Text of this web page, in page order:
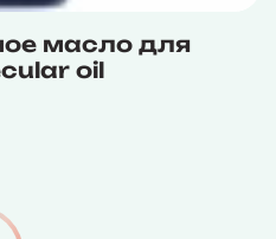
масло для
oil